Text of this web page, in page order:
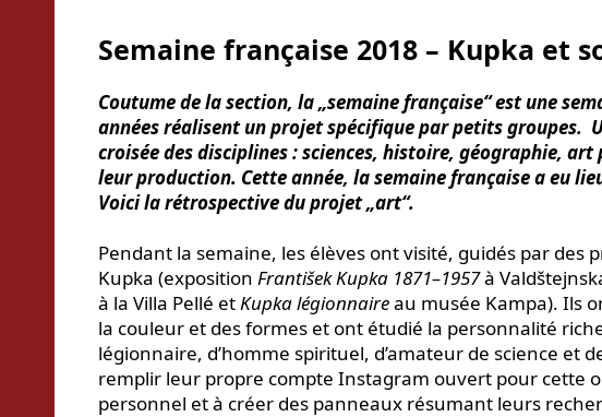
Semaine française 2018 – Kupka et
Coutume de la section, la „semaine française“ est une
années réalisent un projet spécifique par petits groupes.
croisée des disciplines : sciences, histoire, géographie,
leur production. Cette année, la semaine française a eu
Voici la rétrospective du projet „art“.
Pendant la semaine, les élèves ont visité, guidés par
Kupka (exposition František Kupka 1871–1957à
à la Villa Pellé et Kupka légionnaireau musée Kampa). Ils
la couleur et des formes et ont étudié la personnalité
légionnaire, d’homme spirituel, d’amateur de science et
remplir leur propre compte Instagram ouvert pour cette
personnel et à créer des panneaux résumant leurs